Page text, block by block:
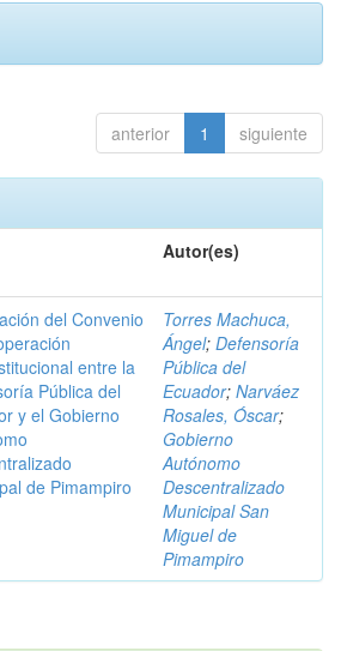
anterior 1 siguiente
Autor(es)
del Convenio
entre la
Pública del
y el Gobierno
de Pimampiro
Torres Machuca,
Ángel; Defensoría
Pública del
Ecuador; Narváez
Rosales, Óscar;
Gobierno
Autónomo
Descentralizado
Municipal San
Miguel de
Pimampiro